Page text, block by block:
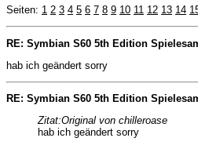
Seiten: 1 2 3 4 5 6 7 8 9 10 11 12 13 14
RE: Symbian S60 5th Edition
hab ich geändert sorry
RE: Symbian S60 5th Edition
Zitat:Original von chilleroase
hab ich geändert sorry